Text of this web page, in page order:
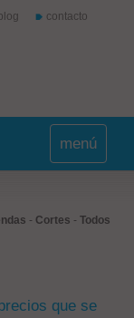
blog contacto
menú
- Cortes - Todos
que se